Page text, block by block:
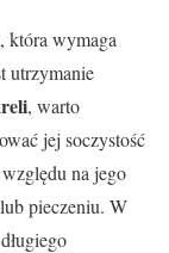
która wymaga
utrzymanie
, warto
jej soczystość
na jego
pieczeniu. W